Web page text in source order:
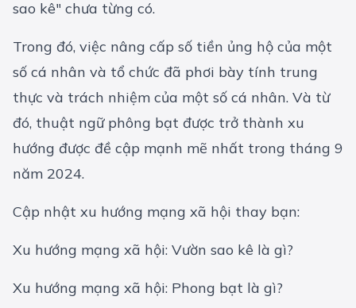
sao kê" chưa từng có.
Trong đó, việc nâng cấp số tiền ủng hộ của một
số cá nhân và tổ chức đã phơi bày tính trung
thực và trách nhiệm của một số cá nhân. Và từ
đó, thuật ngữ phông bạt được trở thành xu
hướng được đề cập mạnh mẽ nhất trong tháng 9
năm 2024.
Cập nhật xu hướng mạng xã hội thay bạn:
Xu hướng mạng xã hội: Vườn sao kê là gì?
Xu hướng mạng xã hội: Phong bạt là gì?